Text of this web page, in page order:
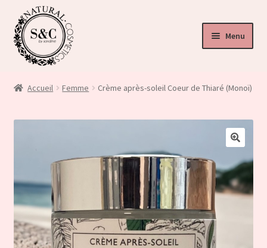
Menu
Accueil Femme Crème après-soleil Coeur de Thiaré (Monoï)